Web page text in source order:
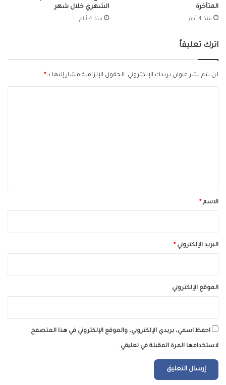
المتأخرة
منذ 4 أيام
الشهري خلال شهر
منذ 4 أيام
اترك تعليقاً
لن يتم نشر عنوان بريدك الإلكتروني. الحقول الإلزامية مشار إليها بـ*
*الاسم*
البريد الإلكتروني*
الموقع الإلكتروني
احفظ اسمي، بريدي الإلكتروني، والموقع الإلكتروني في هذا المتصفح
لاستخدامها المرة المقبلة في تعليقي.